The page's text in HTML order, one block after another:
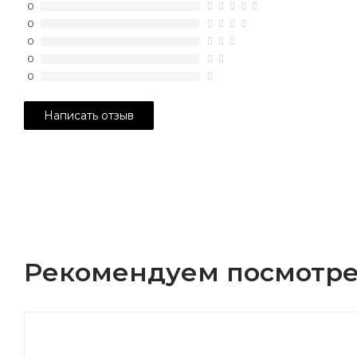
0
0
0
0
0
Рекомендуем